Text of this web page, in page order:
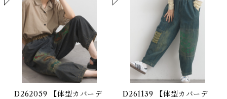
D262059 【体型カバーデ
D261139 【体型カバーデ